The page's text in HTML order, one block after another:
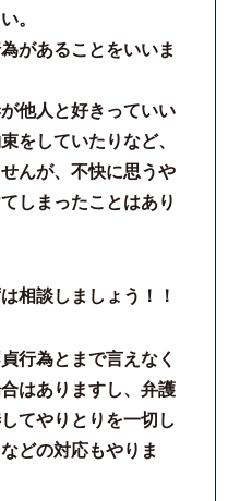
。
があることをいいま
他人と好きっていい
をしていたりなど、
んが、不快に思うや
しまったことはあり
相談しましょう！！
行為とまで言えなく
はありますし、弁護
てやりとりを一切し
どの対応もやりま